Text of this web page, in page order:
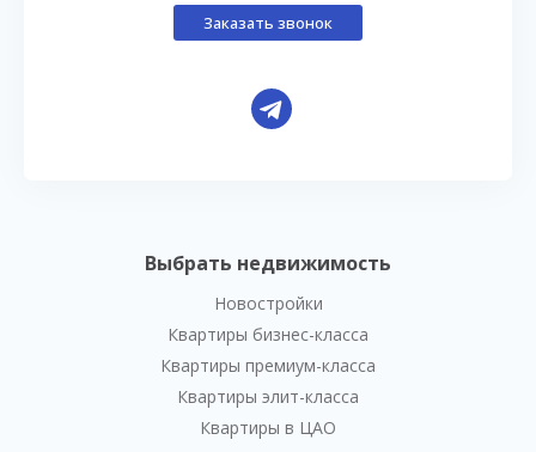
Выбрать недвижимость
Новостройки
Квартиры бизнес-класса
Квартиры премиум-класса
Квартиры элит-класса
Квартиры в ЦАО
Заказать звонок